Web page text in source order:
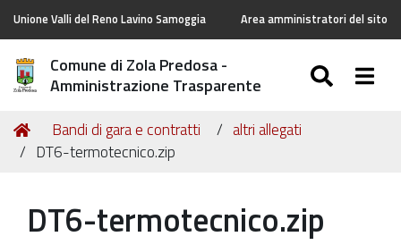
Unione Valli del Reno Lavino Samoggia Area amministratori del sito
Comune di Zola Predosa -
Amministrazione Trasparente
Tu
sei
Home
Bandi di gara e contratti
altri allegati
DT6-termotecnico.zip
DT6-termotecnico.zip